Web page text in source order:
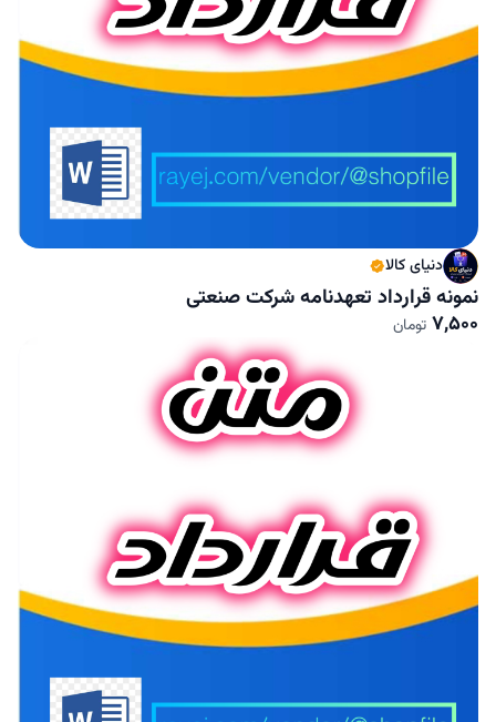
دنیای کالا
نمونه قرارداد تعهدنامه شرکت صنعتی
7,500 تومان